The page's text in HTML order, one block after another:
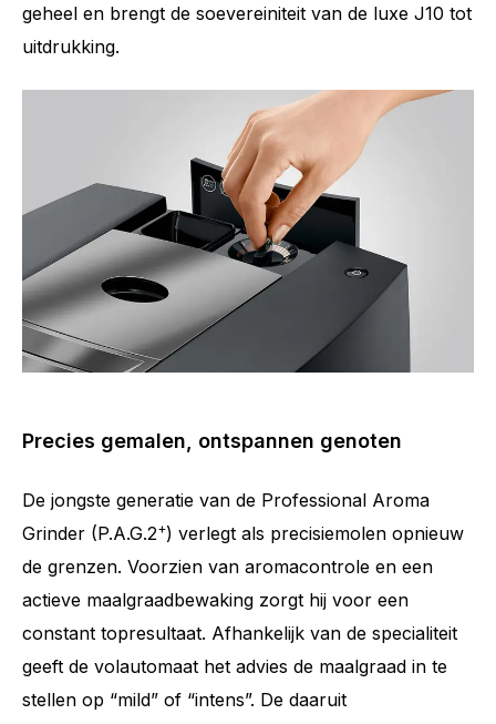
geheel en brengt de soevereiniteit van de luxe J10 tot
uitdrukking.
Precies gemalen, ontspannen genoten
De jongste generatie van de Professional Aroma
Grinder (P.A.G.2+) verlegt als precisiemolen opnieuw
de grenzen. Voorzien van aromacontrole en een
actieve maalgraadbewaking zorgt hij voor een
constant topresultaat. Afhankelijk van de specialiteit
geeft de volautomaat het advies de maalgraad in te
stellen op “mild” of “intens”. De daaruit